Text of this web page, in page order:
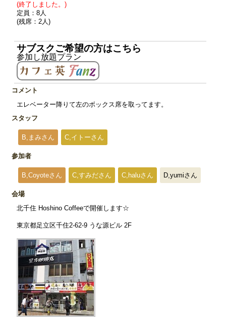
(終了しました。)
定員：8人
(残席：2人)
サブスクご希望の方はこちら
参加し放題プラン
コメント
エレベーター降りて左のボックス席を取ってます。
スタッフ
B,まみさん C,イトーさん
参加者
B,Coyoteさん C,すみださん C,haluさん D,yumiさん
会場
北千住 Hoshino Coffeeで開催します☆
東京都足立区千住2-62-9 うな源ビル 2F